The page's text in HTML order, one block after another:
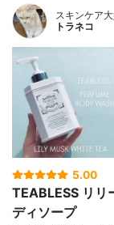
スキンケア
トラネコ
5.00
TEABLESS リリ
ディソープ